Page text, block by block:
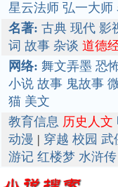
星云法师 弘一大师
名著: 古典 现代 影
词 故事 杂谈 道德
网络: 舞文弄墨 恐
小说 故事 鬼故事
猫 美文
教育信息 历史人文
动漫 | 穿越 校园 武
游记 红楼梦 水浒传